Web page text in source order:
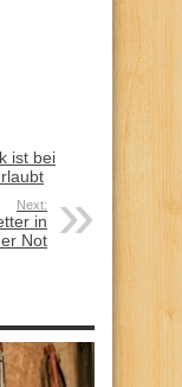
ist bei
Next:
in
Not